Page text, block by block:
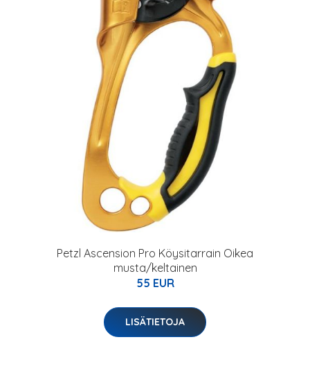
Petzl Ascension Pro Köysitarrain Oikea
musta/keltainen
55 EUR
LISÄTIETOJA